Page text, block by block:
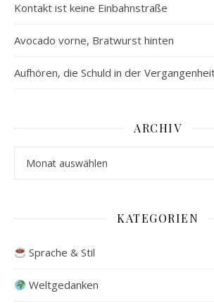
Kontakt ist keine Einbahnstraße
Avocado vorne, Bratwurst hinten
Aufhören, die Schuld in der
ARCHIV
KATEGORIEN
Sprache & Stil
Weltgedanken